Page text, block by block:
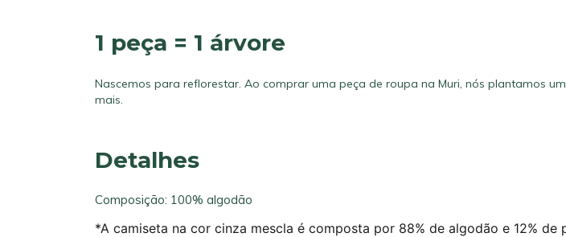
1 peça = 1 árvore
Nascemos para reflorestar. Ao comprar uma peça de roupa na Muri, nós plantamos
mais.
Detalhes
Composição: 100% algodão
*A camiseta na cor cinza mescla é composta por 88% de algodão e 12% de